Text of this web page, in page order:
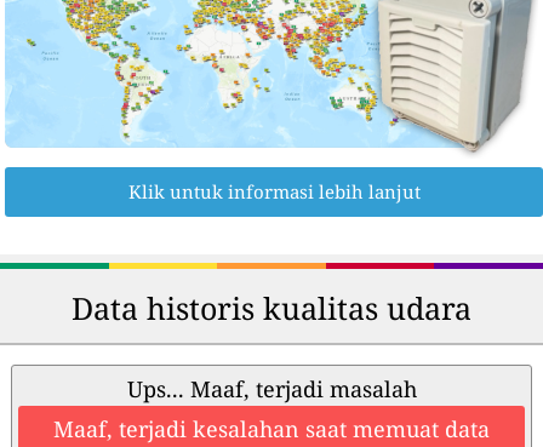
Klik untuk informasi lebih lanjut
Data historis kualitas udara
Ups... Maaf, terjadi masalah
Maaf, terjadi kesalahan saat memuat data